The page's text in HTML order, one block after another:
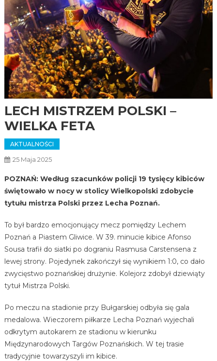
LECH MISTRZEM POLSKI –
WIELKA FETA
AKTUALNOŚCI
25 Maja 2025
POZNAŃ: Według szacunków policji 19 tysięcy kibiców
świętowało w nocy w stolicy Wielkopolski zdobycie
tytułu mistrza Polski przez Lecha Poznań.
To był bardzo emocjonujący mecz pomiędzy Lechem
Poznań a Piastem Gliwice. W 39. minucie kibice Afonso
Sousa trafił do siatki po dograniu Rasmusa Carstensena z
lewej strony. Pojedynek zakończył się wynikiem 1:0, co dało
zwycięstwo poznańskiej drużynie. Kolejorz zdobył dziewiąty
tytuł Mistrza Polski.
Po meczu na stadionie przy Bułgarskiej odbyła się gala
medalowa. Wieczorem piłkarze Lecha Poznań wyjechali
odkrytym autokarem ze stadionu w kierunku
Międzynarodowych Targów Poznańskich. W tej trasie
tradycyjnie towarzyszyli im kibice.